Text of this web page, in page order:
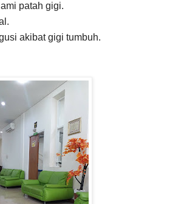
patah gigi.
akibat gigi tumbuh.